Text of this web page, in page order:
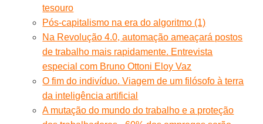
tesouro
Pós-capitalismo na era do algoritmo (1)
Na Revolução 4.0, automação ameaçará postos
de trabalho mais rapidamente. Entrevista
especial com Bruno Ottoni Eloy Vaz
O fim do indivíduo. Viagem de um filósofo à terra
da inteligência artificial
A mutação do mundo do trabalho e a proteção